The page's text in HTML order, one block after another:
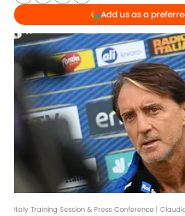
Add us as a
Italy Training Session & Press Conference |